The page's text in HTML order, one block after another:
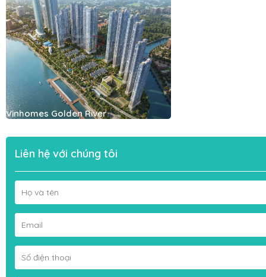
Vinhomes Golden River
Liên hệ với chúng tôi